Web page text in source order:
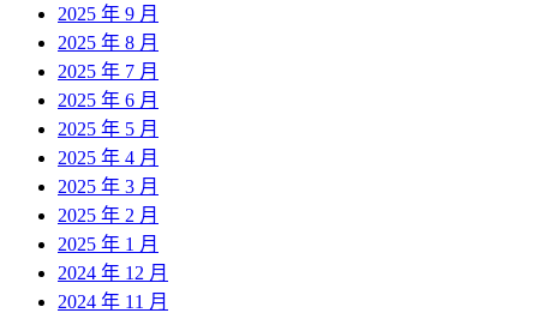
2025 年 9 月
2025 年 8 月
2025 年 7 月
2025 年 6 月
2025 年 5 月
2025 年 4 月
2025 年 3 月
2025 年 2 月
2025 年 1 月
2024 年 12 月
2024 年 11 月